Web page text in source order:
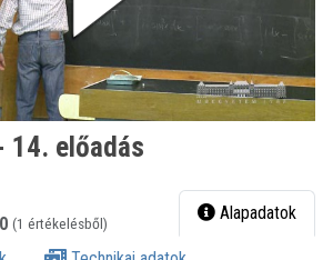
14. előadás
(1 értékelésből) Alapadatok